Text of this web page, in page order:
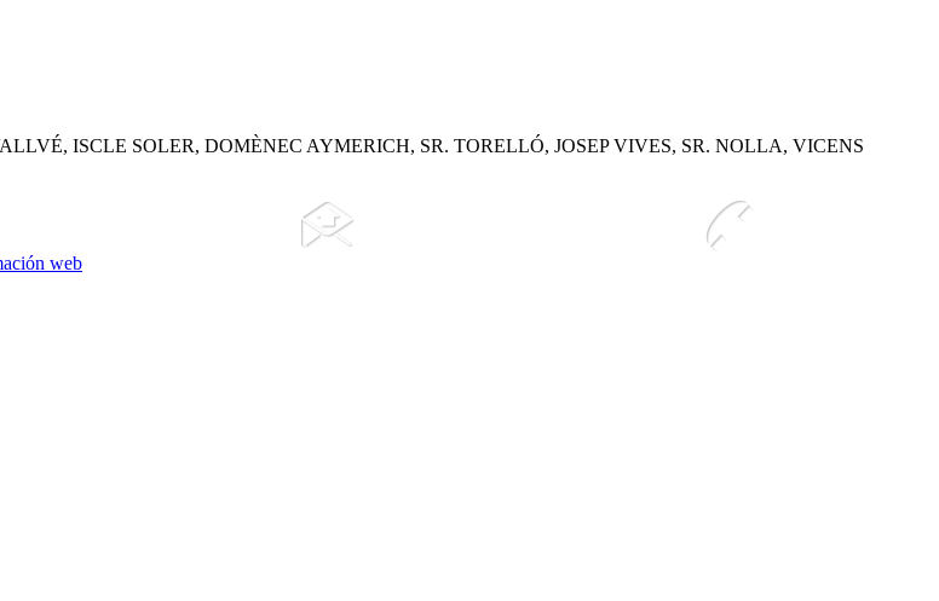
ISCLE SOLER, DOMÈNEC AYMERICH, SR. TORELLÓ, JOSEP VIVES, SR. NOLLA, VICENS
web